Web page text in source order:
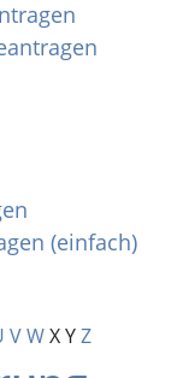
(einfach)
VWXYZ